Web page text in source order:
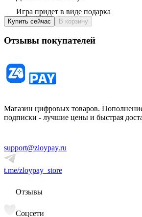
Игра придет в виде подарка
Купить сейчас В корзину
Отзывы покупателей
Магазин цифровых товаров.
подписки - лучшие цены и быстрая
support@zloypay.ru
t.me/zloypay_store
Отзывы
Соцсети